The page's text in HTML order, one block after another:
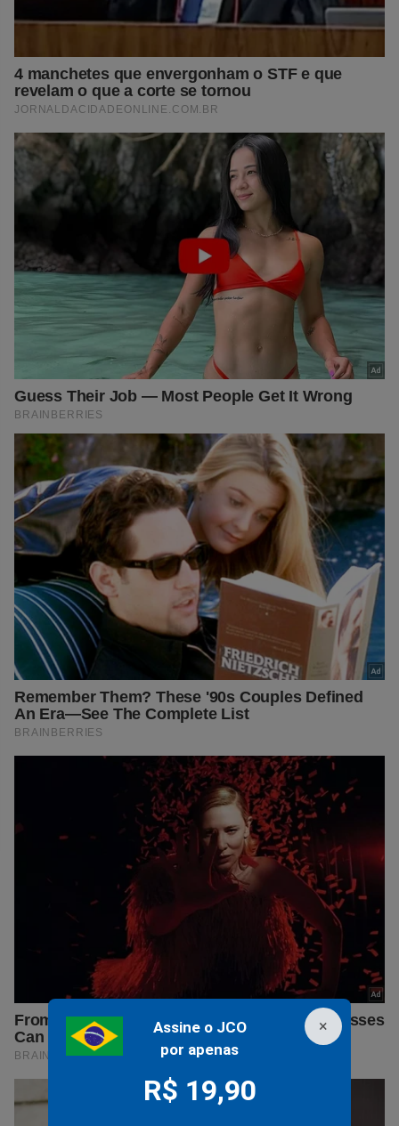
×
Assine o JCO
por apenas
R$ 19,90